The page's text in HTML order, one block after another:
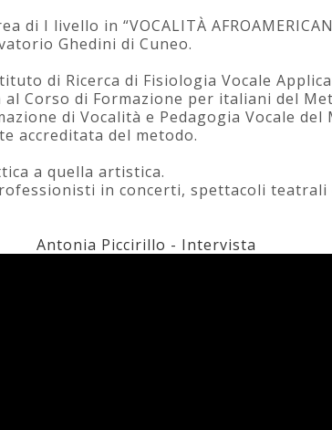
I livello in “VOCALITÀ
Ghedini di Cuneo.
di Ricerca di Fisiologia Vocale
al Corso di Formazione per italiani del
di Vocalità e Pedagogia Vocale
accreditata del metodo.
a quella artistica.
in concerti, spettacoli
Antonia Piccirillo - Intervista